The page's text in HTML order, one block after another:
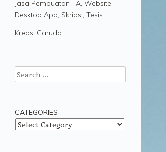
Jasa Pembuatan TA, Website,
Desktop App, Skripsi, Tesis
Kreasi Garuda
Search
CATEGORIES
Categories